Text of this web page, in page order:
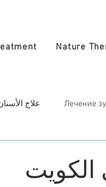
Nature
علاج Лечение
الكويت